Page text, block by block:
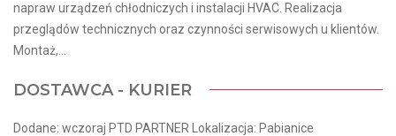
napraw urządzeń chłodniczych i instalacji HVAC. Realizacja
przeglądów technicznych oraz czynności serwisowych u klientów.
Montaż,...
DOSTAWCA - KURIER
Dodane: wczoraj PTD PARTNER Lokalizacja: Pabianice